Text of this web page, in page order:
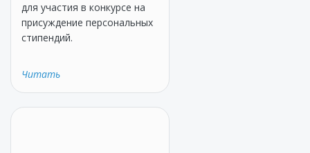
для участия в конкурсе на
присуждение персональных
стипендий.
Читать